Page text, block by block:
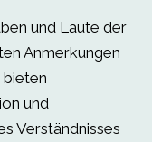
und Laute der
Anmerkungen
bieten
und
Verständnisses